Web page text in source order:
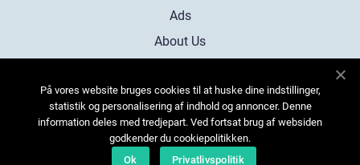
Ads
About Us
Contact
Sitemap
På vores website bruges cookies til at huske dine indstillinger,
statistik og personalisering af indhold og annoncer. Denne
information deles med tredjepart. Ved fortsat brug af websiden
godkender du cookiepolitikken.
Ok
Privatlivspolitik